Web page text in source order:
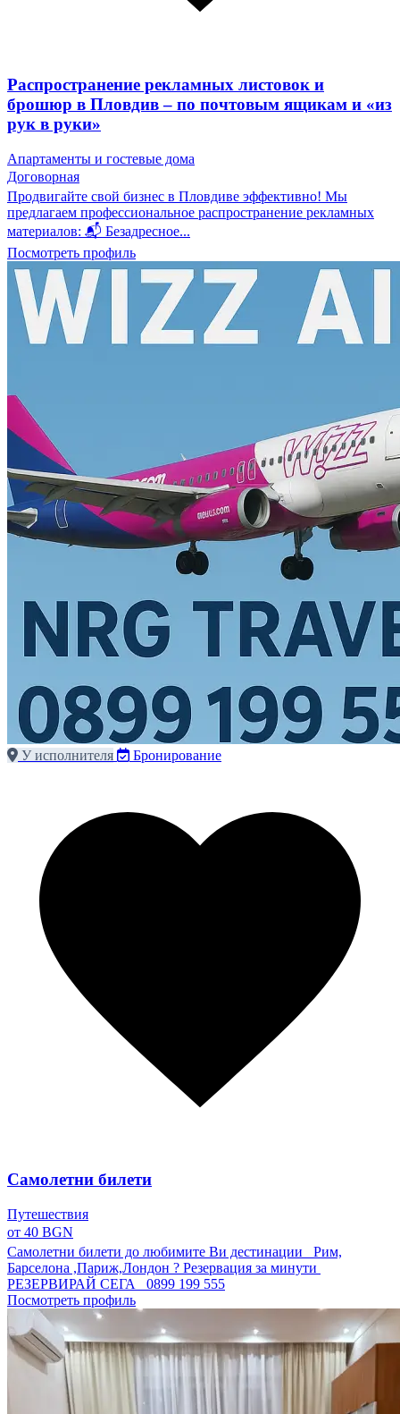
Распространение рекламных листовок и
брошюр в Пловдив – по почтовым ящикам и «из
рук в руки»
Апартаменты и гостевые дома
Договорная
Продвигайте свой бизнес в Пловдиве эффективно! Мы
предлагаем профессиональное распространение рекламных
материалов: 📬 Безадресное...
Посмотреть профиль
У исполнителя Бронирование
Самолетни билети
Путешествия
от 40 BGN
Самолетни билети до любимите Ви дестинации Рим,
Барселона ,Париж,Лондон ? Резервация за минути
РЕЗЕРВИРАЙ СЕГА 0899 199 555
Посмотреть профиль